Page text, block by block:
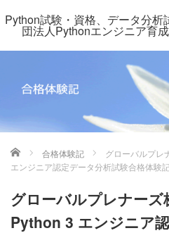
Python試験・資格、データ分
団法人Pythonエンジニア育
ホーム 合格体験記
グローバルプレ
エンジニア認定データ分析試験合格体験
グローバルプレナー
Python 3 エンジニア